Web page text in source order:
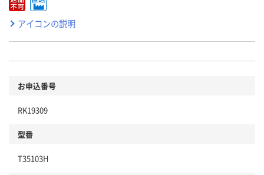
アイコンの説明
お申込番号
RK19309
型番
T35103H